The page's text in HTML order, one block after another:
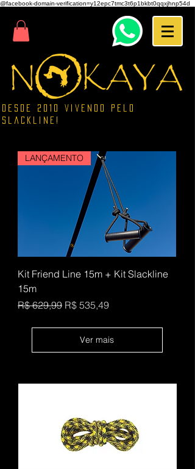
@facebook-domain-verification=y12epc7tmc3t6p1bkbt0qqxjhnp54d
Desde 2010 vivendo pelo
Slackline!
LANÇAMENTO
Kit Friend Line 15m + Kit Slackline
15m
Preço normal
R$ 629,99 Preço promocional
R$ 535,49
Ver mais